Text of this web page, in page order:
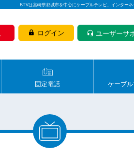
BTVは宮崎県都城市を中心にケーブルテレビ、インター
ログイン ユーザーサ
固定電話 ケーブ